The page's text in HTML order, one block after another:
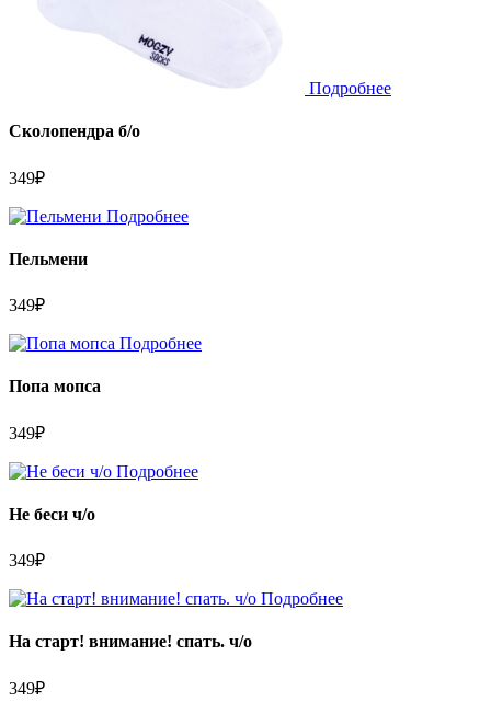
Подробнее
Сколопендра б/о
349₽
Подробнее
Пельмени
349₽
Подробнее
Попа мопса
349₽
Подробнее
Не беси ч/о
349₽
Подробнее
На старт! внимание! спать. ч/о
349₽